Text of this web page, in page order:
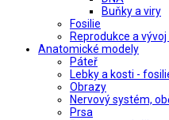
Buňky a viry
Fosilie
Reprodukce a
Anatomické modely
Páteř
Lebky a kosti -
Obrazy
Nervový systém,
Prsa